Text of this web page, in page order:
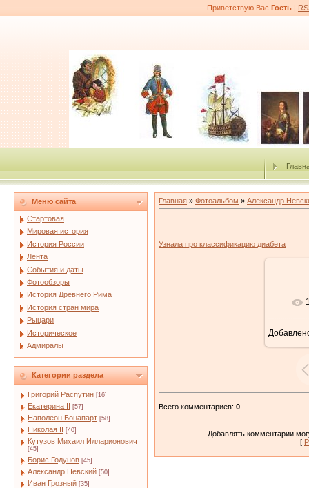
Приветствую Вас Гость |
Меню сайта
Стартовая
Мировая история
История России
Лента
События и даты
Фотообзоры
История Древнего Рима
История стран мира
Рыцари
Историческое
Адмиралы
Категории раздела
Григорий Распутин [16]
Екатерина II [57]
Наполеон Бонапарт [58]
Николая II [40]
Кутузов Михаил Илларионович
[45]
Борис Годунов [45]
Александр Невский [50]
Иван Грозный [35]
Главная » Фотоальбом » Александр
Узнала про классификацию диабета
Всего комментариев: 0
Добавлять комментарии
[